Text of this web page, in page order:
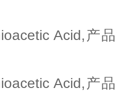
Acid,产
Acid,产